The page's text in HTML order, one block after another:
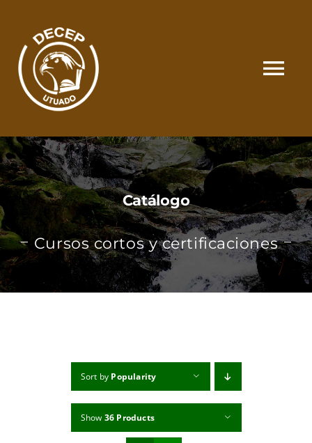
content
SOMOS
CATÁLOGO
MATRÍCULA Y PAGOS
CONTACTO
Catálogo
Cursos cortos y certificaciones
Sort by Popularity
Show 36 Products